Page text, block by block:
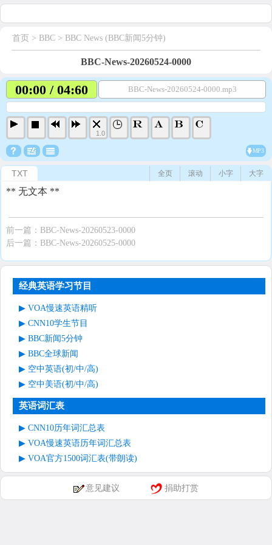
首页 > BBC > BBC News (BBC新闻5分钟)
BBC-News-20260524-0000
00:00 / 04:60 BBC-News-20260524-0000.mp3
1.0
MP3
TXT 大字
小字
滚动
全页
** 无文本 **
前一篇： BBC-News-20260523-0000
后一篇： BBC-News-20260525-0000
经典英语学习节目
VOA慢速英语精听
CNN10学生节目
BBC新闻5分钟
BBC全球新闻
空中英语(初/中/高)
空中美语(初/中/高)
英语词汇表
CNN10历年词汇总表
VOA慢速英语历年词汇总表
VOA官方1500词汇表(带朗读)
意见建议 捐助打赏